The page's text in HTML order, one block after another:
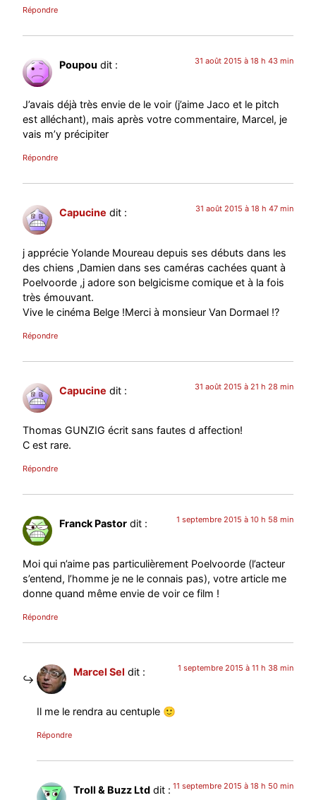
Répondre
Poupou dit : 31 août 2015 à 18 h 43 min
J’avais déjà très envie de le voir (j’aime Jaco et le pitch
est alléchant), mais après votre commentaire, Marcel, je
vais m’y précipiter
Répondre
Capucine dit : 31 août 2015 à 18 h 47 min
j apprécie Yolande Moureau depuis ses débuts dans les
des chiens ,Damien dans ses caméras cachées quant à
Poelvoorde ,j adore son belgicisme comique et à la fois
très émouvant.
Vive le cinéma Belge !Merci à monsieur Van Dormael !?
Répondre
Capucine dit : 31 août 2015 à 21 h 28 min
Thomas GUNZIG écrit sans fautes d affection!
C est rare.
Répondre
Franck Pastor dit : 1 septembre 2015 à 10 h 58 min
Moi qui n’aime pas particulièrement Poelvoorde (l’acteur
s’entend, l’homme je ne le connais pas), votre article me
donne quand même envie de voir ce film !
Répondre
Marcel Sel dit : 1 septembre 2015 à 11 h 38 min
Il me le rendra au centuple 🙂
Répondre
Troll & Buzz Ltd dit : 11 septembre 2015 à 18 h 50 min